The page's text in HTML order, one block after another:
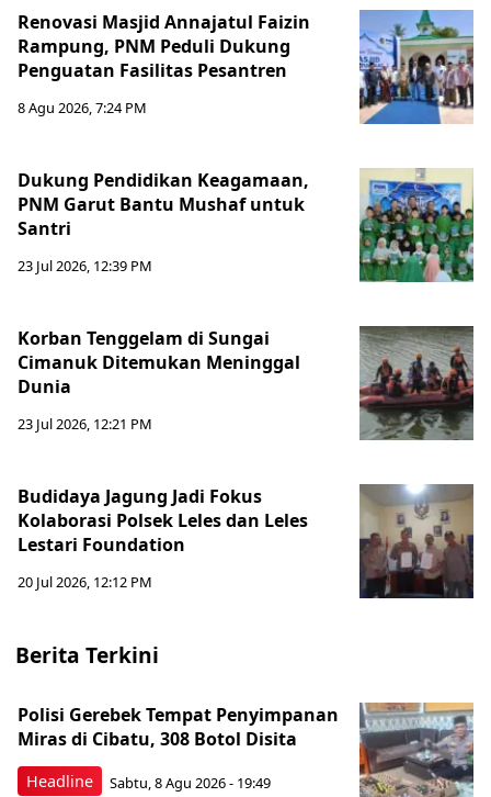
Renovasi Masjid Annajatul Faizin
Rampung, PNM Peduli Dukung
Penguatan Fasilitas Pesantren
8 Agu 2026, 7:24 PM
Dukung Pendidikan Keagamaan,
PNM Garut Bantu Mushaf untuk
Santri
23 Jul 2026, 12:39 PM
Korban Tenggelam di Sungai
Cimanuk Ditemukan Meninggal
Dunia
23 Jul 2026, 12:21 PM
Budidaya Jagung Jadi Fokus
Kolaborasi Polsek Leles dan Leles
Lestari Foundation
20 Jul 2026, 12:12 PM
Berita Terkini
Headline
Polisi Gerebek Tempat Penyimpanan
Miras di Cibatu, 308 Botol Disita
Sabtu, 8 Agu 2026 - 19:49